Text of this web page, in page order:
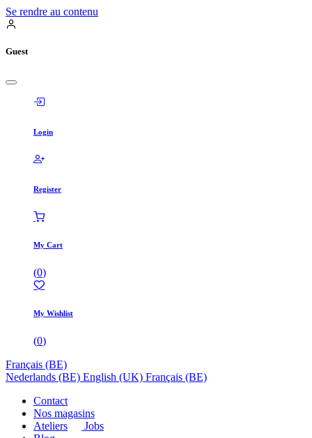
Se rendre au contenu
Guest
Login
Register
My Cart
(0)
My Wishlist
(0)
Français (BE)
Nederlands (BE) English (UK) Français (BE)
Contact
Nos magasins
Ateliers
Jobs